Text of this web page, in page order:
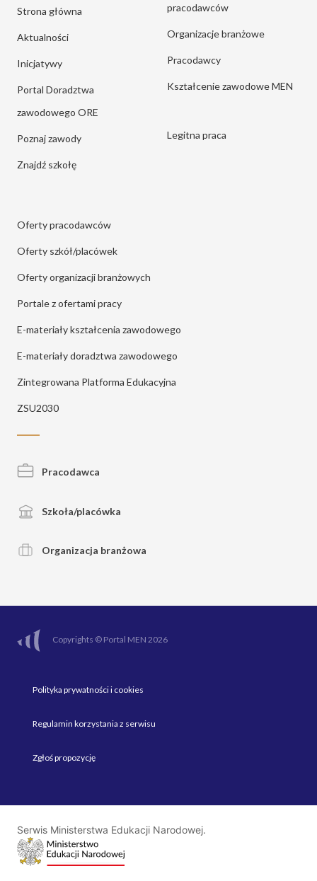
Strona główna
Aktualności
Inicjatywy
Portal Doradztwa
zawodowego ORE
Poznaj zawody
Znajdź szkołę
pracodawców
Organizacje branżowe
Pracodawcy
Kształcenie zawodowe MEN
Legitna praca
Oferty pracodawców
Oferty szkół/placówek
Oferty organizacji branżowych
Portale z ofertami pracy
E-materiały kształcenia zawodowego
E-materiały doradztwa zawodowego
Zintegrowana Platforma Edukacyjna
ZSU2030
Pracodawca
Szkoła/placówka
Organizacja branżowa
Copyrights © Portal MEN 2026
Polityka prywatności i cookies
Regulamin korzystania z serwisu
Zgłoś propozycję
Serwis Ministerstwa Edukacji Narodowej.